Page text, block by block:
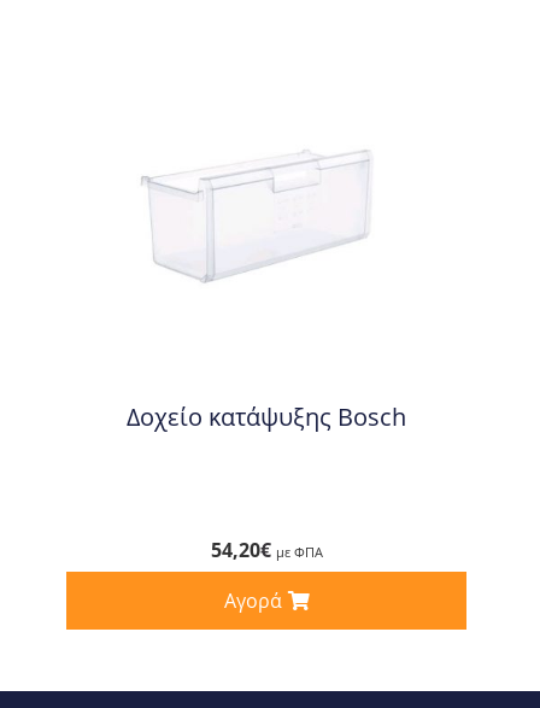
Δοχείο κατάψυξης Bosch
54,20€ με ΦΠΑ
Αγορά